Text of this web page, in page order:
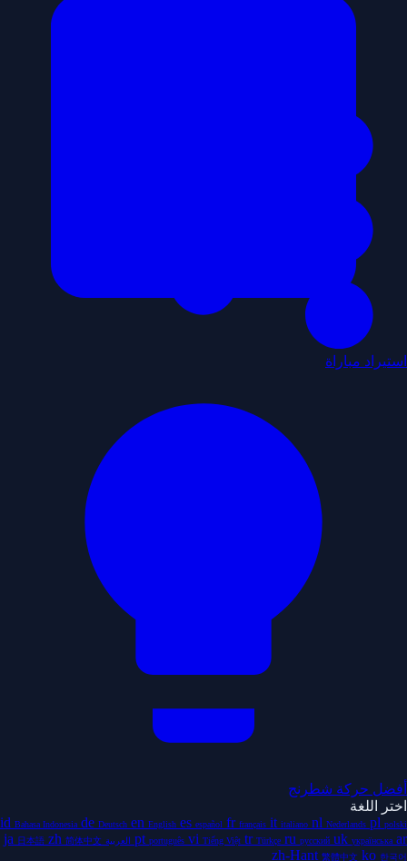
استيراد مباراة
أفضل حركة شطرنج
اختر اللغة
id Bahasa Indonesia de Deutsch en English es español fr français it italiano nl Nederlands pl polski
pt português vi Tiếng Việt tr Türkçe ru русский uk українська ar العربية ja 日本語 zh 简体中文
zh-Hant 繁體中文 ko 한국어